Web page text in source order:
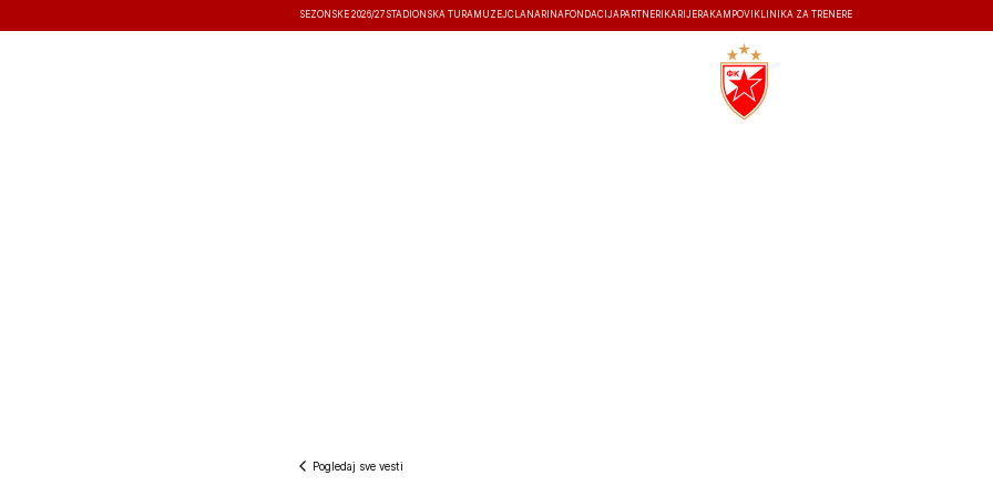
SEZONSKE 2026/27 STADIONSKA TURA MUZEJČLANARINA FONDACIJA PARTNERI KARIJERA KAMPOVI KLINIKA ZA TRENERE
Pogledaj sve vesti